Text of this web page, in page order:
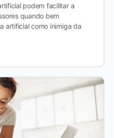
podem facilitar a
quando bem
artificial como inimiga da